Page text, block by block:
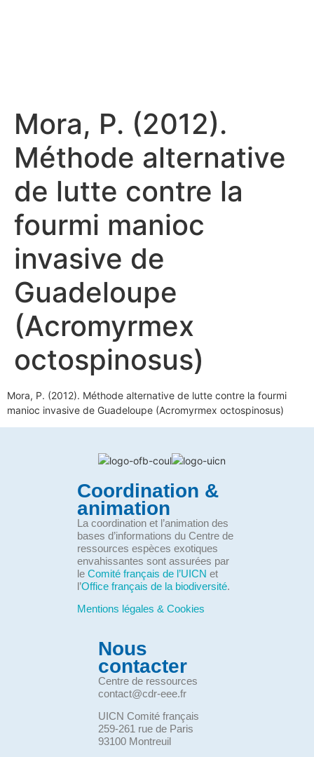
Mora, P. (2012).
Méthode alternative
de lutte contre la
fourmi manioc
invasive de
Guadeloupe
(Acromyrmex
octospinosus)
Mora, P. (2012). Méthode alternative de lutte contre la fourmi
manioc invasive de Guadeloupe (Acromyrmex octospinosus)
Coordination &
animation
La coordination et l’animation des
bases d’informations du Centre de
ressources espèces exotiques
envahissantes sont assurées par
le Comité français de l’UICN et
l’Office français de la biodiversité.
Mentions légales & Cookies
Nous
contacter
Centre de ressources
contact@cdr-eee.fr
UICN Comité français
259-261 rue de Paris
93100 Montreuil